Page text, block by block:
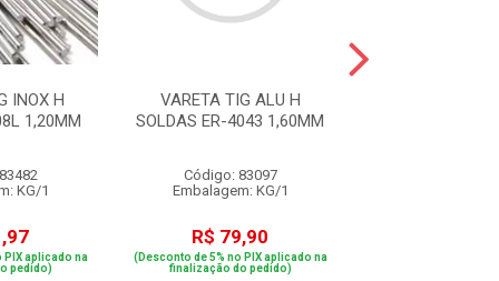
INOX H
1,20MM
KG/1
PIX aplicado na
pedido)
VARETA TIG ALU H
SOLDAS ER-4043 1,60MM
Código: 83097
Embalagem: KG/1
R$ 79,90
(Desconto de 5% no PIX aplicado na
finalização do pedido)